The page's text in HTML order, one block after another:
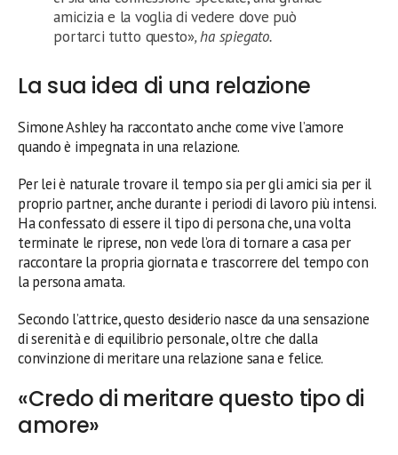
amicizia e la voglia di vedere dove può
portarci tutto questo», ha spiegato.
La sua idea di una relazione
Simone Ashley ha raccontato anche come vive l’amore
quando è impegnata in una relazione.
Per lei è naturale trovare il tempo sia per gli amici sia per il
proprio partner, anche durante i periodi di lavoro più intensi.
Ha confessato di essere il tipo di persona che, una volta
terminate le riprese, non vede l’ora di tornare a casa per
raccontare la propria giornata e trascorrere del tempo con
la persona amata.
Secondo l’attrice, questo desiderio nasce da una sensazione
di serenità e di equilibrio personale, oltre che dalla
convinzione di meritare una relazione sana e felice.
«Credo di meritare questo tipo di
amore»